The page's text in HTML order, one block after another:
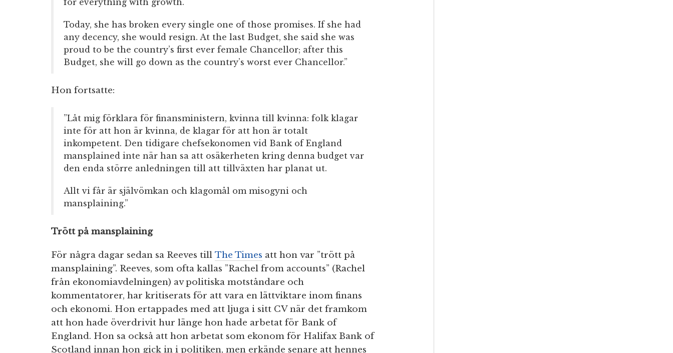
Today, she has broken every single one of those promises. If she had
any decency, she would resign. At the last Budget, she said she was
proud to be the country’s first ever female Chancellor; after this
Budget, she will go down as the country’s worst ever Chancellor.”
Hon fortsatte:
”Låt mig förklara för finansministern, kvinna till kvinna: folk klagar
inte för att hon är kvinna, de klagar för att hon är totalt
inkompetent. Den tidigare chefsekonomen vid Bank of England
mansplained inte när han sa att osäkerheten kring denna budget var
den enda större anledningen till att tillväxten har planat ut.
Allt vi får är självömkan och klagomål om misogyni och
mansplaining.”
Trött på mansplaining
För några dagar sedan sa Reeves till The Times att hon var ”trött på
mansplaining”. Reeves, som ofta kallas ”Rachel from accounts” (Rachel
från ekonomiavdelningen) av politiska motståndare och
kommentatorer, har kritiserats för att vara en lättviktare inom finans
och ekonomi. Hon ertappades med att ljuga i sitt CV när det framkom
att hon hade överdrivit hur länge hon hade arbetat för Bank of
England. Hon sa också att hon arbetat som ekonom för Halifax Bank of
Scotland innan hon gick in i politiken, men erkände senare att hennes